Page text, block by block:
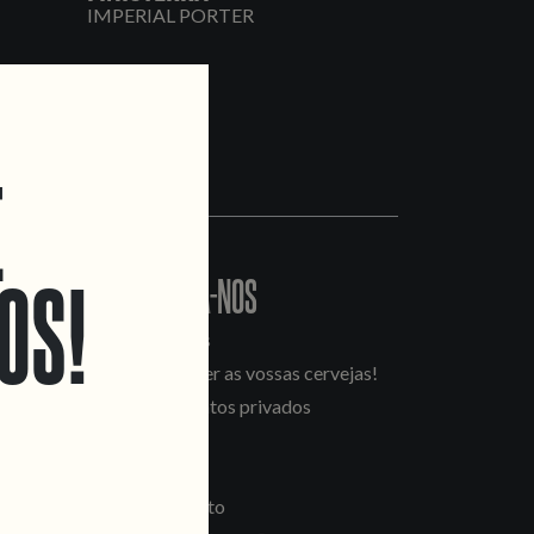
IMPERIAL PORTER
CONTACTA-NOS
Informações
Quero vender as vossas cervejas!
Tours e eventos privados
Recrutamento